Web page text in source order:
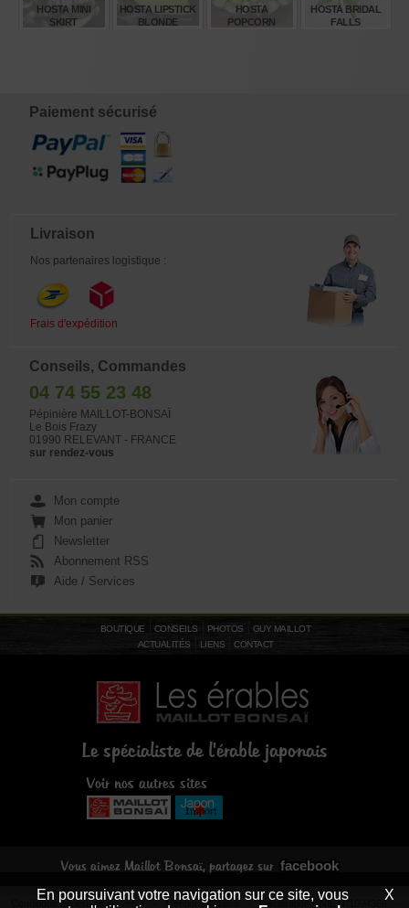
HOSTA MINI
SKIRT
HOSTA LIPSTICK
BLONDE
HOSTA
POPCORN
HOSTA BRIDAL
FALLS
Paiement sécurisé
Livraison
Nos partenaires logistique :
Frais d'expédition
Conseils, Commandes
04 74 55 23 48
Pépinière MAILLOT-BONSAÏ
Le Bois Frazy
01990 RELEVANT - FRANCE
sur rendez-vous
Mon compte
Mon panier
Newsletter
Abonnement RSS
Aide / Services
BOUTIQUE CONSEILS PHOTOS
GUY MAILLOT
ACTUALITÉS
LIENS CONTACT
Le spécialiste de l'érable japonais
Voir nos autres sites
Vous aimez Maillot Bonsaï, partagez sur facebook
Conditions générales de vente -Mentions légales- Déclaration CNIL N°1094366 -
En poursuivant votre navigation sur ce site, vous
X